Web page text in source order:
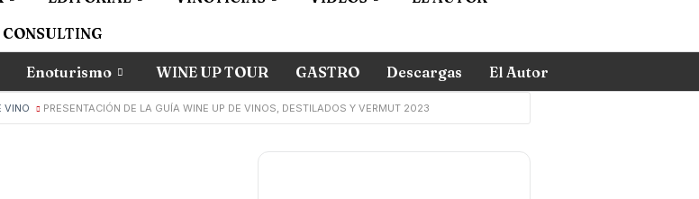
CONSULTING
Enoturismo WINE UP TOUR GASTRO Descargas El Autor
VINO PRESENTACIÓN DE LA GUÍA WINE UP DE VINOS, DESTILADOS Y VERMUT 2023